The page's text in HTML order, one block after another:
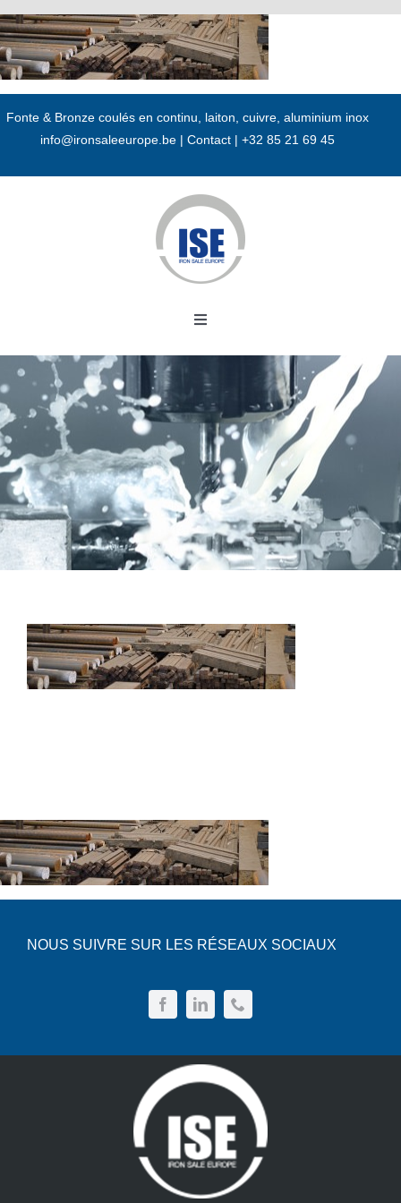
Passer
au
contenu
Fonte & Bronze coulés en continu, laiton, cuivre, aluminium inox
info@ironsaleeurope.be| Contact | +32 85 21 69 45
Toggle
A propos
Bronze
Coussinets Autolubrifiants frittés
Acier
News
Devis
Nederlands
NOUS SUIVRE SUR LES RÉSEAUX SOCIAUX